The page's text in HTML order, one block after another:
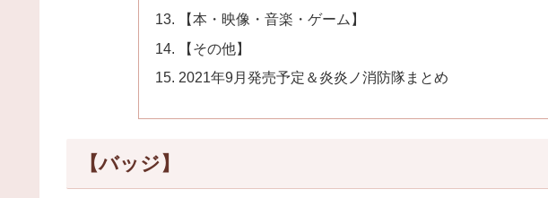
【本・映像・音楽・ゲーム】
【その他】
2021年9月発売予定＆炎炎ノ消防隊まとめ
【バッジ】